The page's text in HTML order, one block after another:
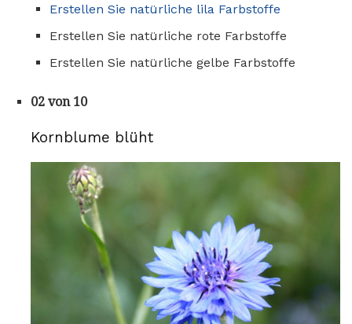
Erstellen Sie natürliche lila Farbstoffe
Erstellen Sie natürliche rote Farbstoffe
Erstellen Sie natürliche gelbe Farbstoffe
02 von 10
Kornblume blüht